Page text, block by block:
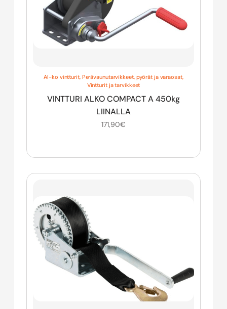
Al-ko vintturit, Perävaunutarvikkeet, pyörät ja varaosat,
Vintturit ja tarvikkeet
VINTTURI ALKO COMPACT A 450kg
LIINALLA
171,90€